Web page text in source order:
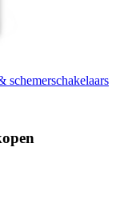
schemerschakelaars